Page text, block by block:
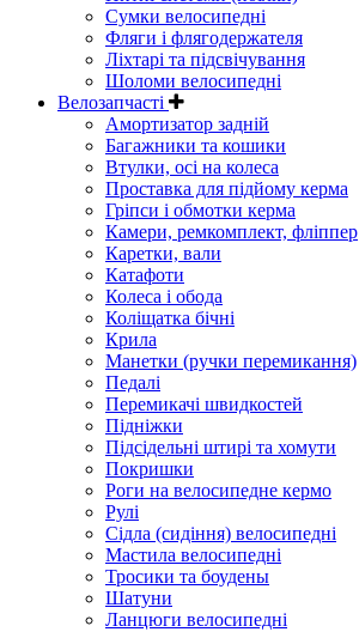
Сумки велосипедні
Фляги і флягодержателя
Ліхтарі та підсвічування
Шоломи велосипедні
Велозапчасті
Амортизатор задній
Багажники та кошики
Втулки, осі на колеса
Проставка для підйому керма
Гріпси і обмотки керма
Камери, ремкомплект, фліппер
Каретки, вали
Катафоти
Колеса і обода
Коліщатка бічні
Крила
Манетки (ручки перемикання)
Педалі
Перемикачі швидкостей
Підніжки
Підсідельні штирі та хомути
Покришки
Роги на велосипедне кермо
Рулі
Сідла (сидіння) велосипедні
Мастила велосипедні
Тросики та боудены
Шатуни
Ланцюги велосипедні